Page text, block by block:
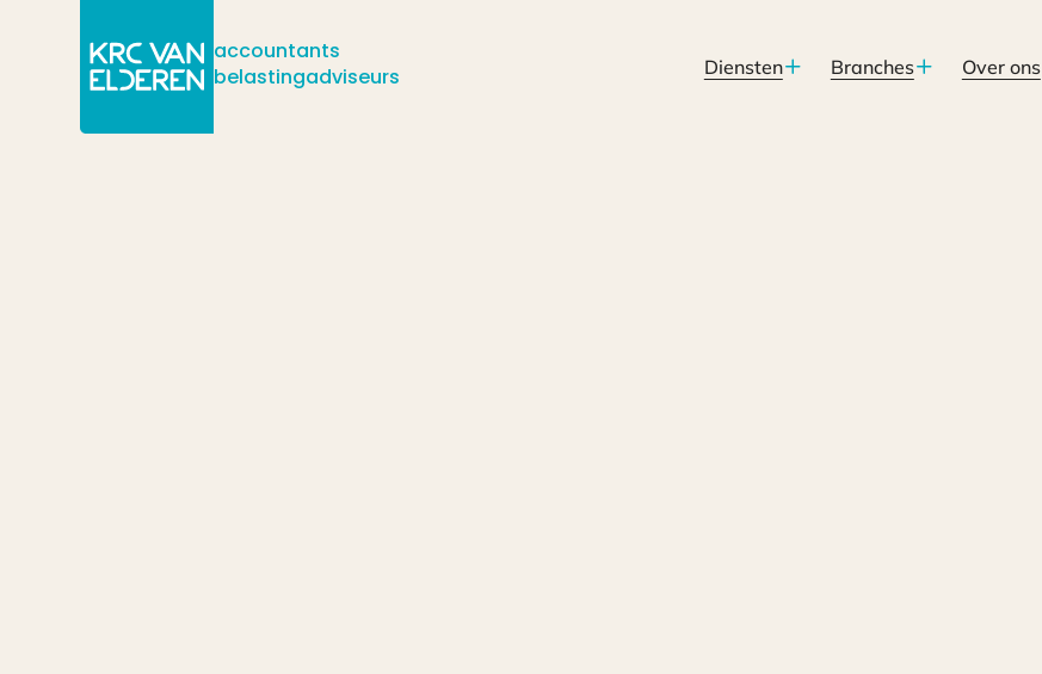
accountants
belastingadviseurs
Over ons
Branches
Diensten